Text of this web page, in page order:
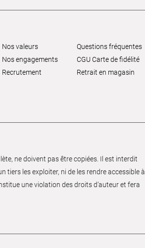
Nos valeurs
Nos engagements
Recrutement
Questions fréquentes
CGU Carte de fidélité
Retrait en magasin
ne doivent pas être copiées. Il est interdit
tiers les exploiter, ni de les rendre accessible à
une violation des droits d’auteur et fera